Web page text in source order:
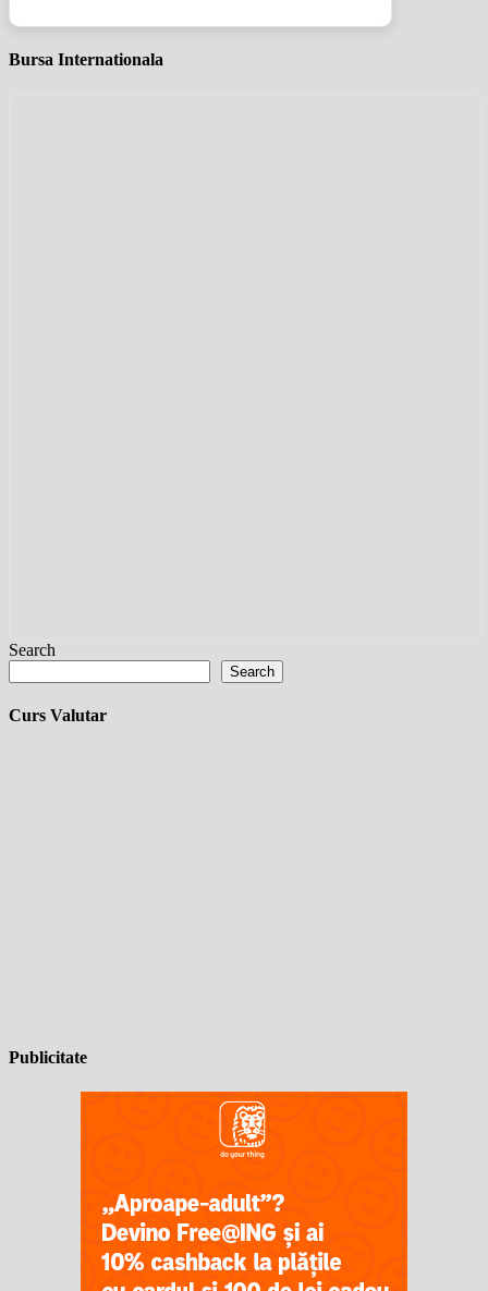
Bursa Internationala
Search
Search
Curs Valutar
Publicitate